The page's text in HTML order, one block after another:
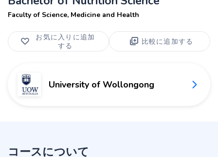
Faculty of Science, Medicine and Health
お気に入りに追加
する
比較に追加する
University of Wollongong
コースについて